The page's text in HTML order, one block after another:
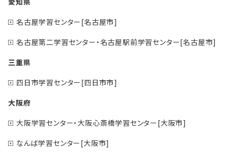
名古屋学習センター[名古屋市]
名古屋第二学習センター・名古屋駅前学習センター[名古屋市]
三重県
四日市学習センター[四日市市]
大阪府
大阪学習センター・大阪心斎橋学習センター[大阪市]
なんば学習センター[大阪市]